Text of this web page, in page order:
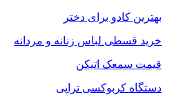
بهترین کادو برای دختر
خرید قسطی لباس زنانه و مردانه
قیمت سمعک اتیکن
دستگاه کربوکسی تراپی